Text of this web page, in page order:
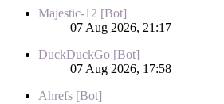
Majestic-12 [Bot]
07 Aug 2026, 21:17
DuckDuckGo [Bot]
07 Aug 2026, 17:58
Ahrefs [Bot]